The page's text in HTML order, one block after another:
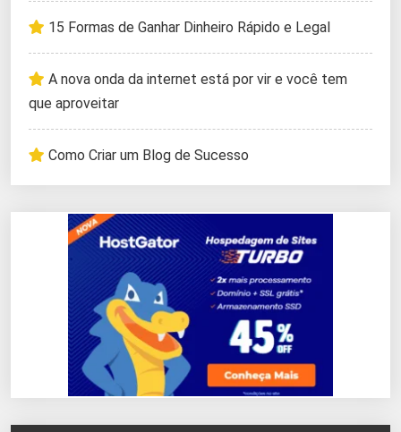
15 Formas de Ganhar Dinheiro Rápido e Legal
A nova onda da internet está por vir e você tem
que aproveitar
Como Criar um Blog de Sucesso